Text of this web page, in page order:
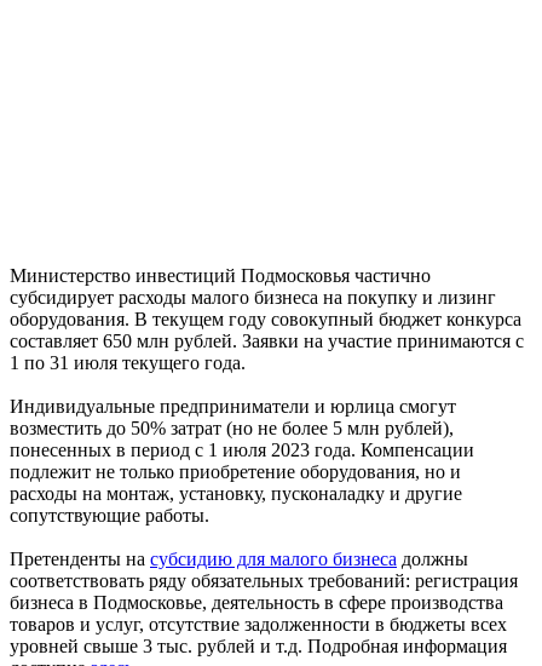
Министерство инвестиций Подмосковья частично
субсидирует расходы малого бизнеса на покупку и лизинг
оборудования. В текущем году совокупный бюджет конкурса
составляет 650 млн рублей. Заявки на участие принимаются с
1 по 31 июля текущего года.
Индивидуальные предприниматели и юрлица смогут
возместить до 50% затрат (но не более 5 млн рублей),
понесенных в период с 1 июля 2023 года. Компенсации
подлежит не только приобретение оборудования, но и
расходы на монтаж, установку, пусконаладку и другие
сопутствующие работы.
Претенденты на субсидию для малого бизнеса должны
соответствовать ряду обязательных требований: регистрация
бизнеса в Подмосковье, деятельность в сфере производства
товаров и услуг, отсутствие задолженности в бюджеты всех
уровней свыше 3 тыс. рублей и т.д. Подробная информация